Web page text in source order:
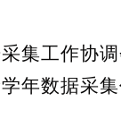
集工作协调
年数据采